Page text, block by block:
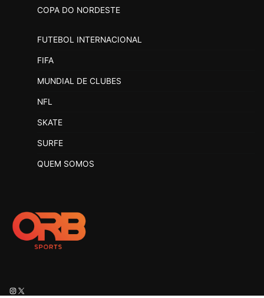
COPA DO NORDESTE
FUTEBOL INTERNACIONAL
FIFA
MUNDIAL DE CLUBES
NFL
SKATE
SURFE
QUEM SOMOS
Instagram
X